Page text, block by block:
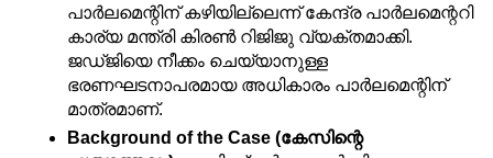
പാർലമെന്റിന് കഴിയില്ലെന്ന് കേന്ദ്ര പാർലമെന്ററി
കാര്യ മന്ത്രി കിരൺ റിജിജു വ്യക്തമാക്കി.
ജഡ്ജിയെ നീക്കം ചെയ്യാനുള്ള
ഭരണഘടനാപരമായ അധികാരം പാർലമെന്റിന്
മാത്രമാണ്.
Background of the Case (കേസിന്റെ